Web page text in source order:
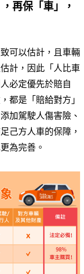
再保「車」，
可以估計，且車輛
計，因此「人比車
必定優先於賠自
都是「賠給對方」
加駕駛人傷害險、
己方人車的保障，
為完善。